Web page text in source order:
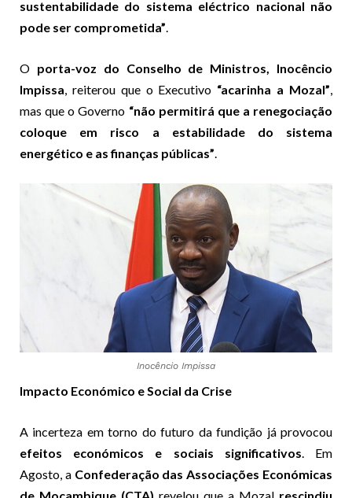
sustentabilidade do sistema eléctrico nacional não
pode ser comprometida”.
O porta-voz do Conselho de Ministros, Inocêncio
Impissa, reiterou que o Executivo “acarinha a Mozal”,
mas que o Governo “não permitirá que a renegociação
coloque em risco a estabilidade do sistema
energético e as finanças públicas”.
Inocêncio Impissa
Impacto Económico e Social da Crise
A incerteza em torno do futuro da fundição já provocou
efeitos económicos e sociais significativos. Em
Agosto, a Confederação das Associações Económicas